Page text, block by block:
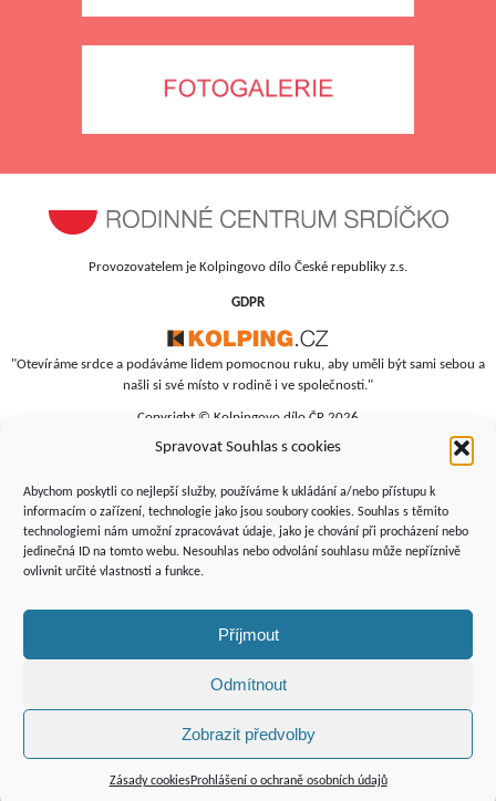
Spravovat Souhlas s cookies
Abychom poskytli co nejlepší služby, používáme k ukládání a/nebo přístupu k
informacím o zařízení, technologie jako jsou soubory cookies. Souhlas s těmito
technologiemi nám umožní zpracovávat údaje, jako je chování při procházení nebo
jedinečná ID na tomto webu. Nesouhlas nebo odvolání souhlasu může nepříznivě
ovlivnit určité vlastnosti a funkce.
Příjmout
Odmítnout
Zobrazit předvolby
Zásady cookiesProhlášení o ochraně osobních údajů
Provozovatelem je Kolpingovo dílo České republiky z.s.
GDPR
"Otevíráme srdce a podáváme lidem pomocnou ruku, aby uměli být sami sebou a
našli si své místo v rodině i ve společnosti."
Copyright © Kolpingovo dílo ČR 2026
Studentská 4
budova polikliniky, 4. patro
Žďár nad Sázavou, 591 01
+420 566 690 135
srdicko@kolping.cz